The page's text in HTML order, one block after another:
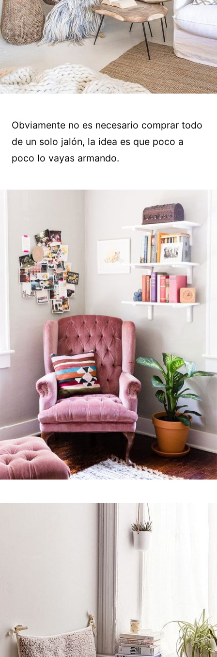
Obviamente no es necesario comprar todo
de un solo jalón, la idea es que poco a
poco lo vayas armando.